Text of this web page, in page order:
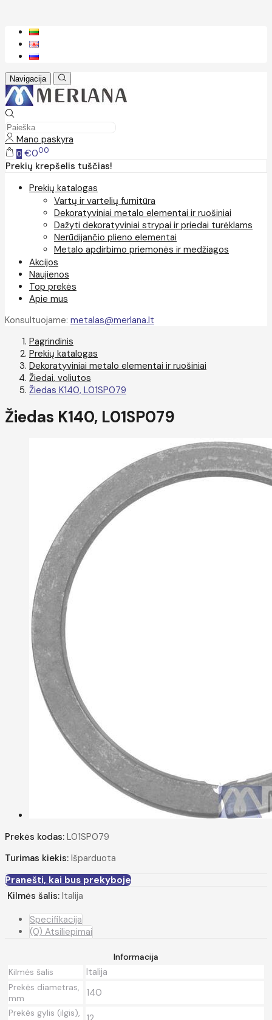
Navigacija
Mano paskyra
0 €000
Prekių krepšelis tuščias!
Prekių katalogas
Vartų ir vartelių furnitūra
Dekoratyviniai metalo elementai ir ruošiniai
Dažyti dekoratyviniai strypai ir priedai turėklams
Nerūdijančio plieno elementai
Metalo apdirbimo priemonės ir medžiagos
Akcijos
Naujienos
Top prekės
Apie mus
Konsultuojame: metalas@merlana.lt
Pagrindinis
Prekių katalogas
Dekoratyviniai metalo elementai ir ruošiniai
Žiedai, voliutos
Žiedas K140, L01SP079
Žiedas K140, L01SP079
Prekės kodas: L01SP079
Turimas kiekis: Išparduota
Pranešti, kai bus prekyboje
Kilmės šalis: Italija
Specifikacija
(0) Atsiliepimai
Informacija
Kilmės šalis
Italija
Prekės diametras,
mm
140
Prekės gylis (ilgis),